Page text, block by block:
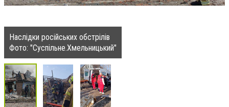
Наслідки російських обстрілів
Фото: "Суспільне.Хмельницький"